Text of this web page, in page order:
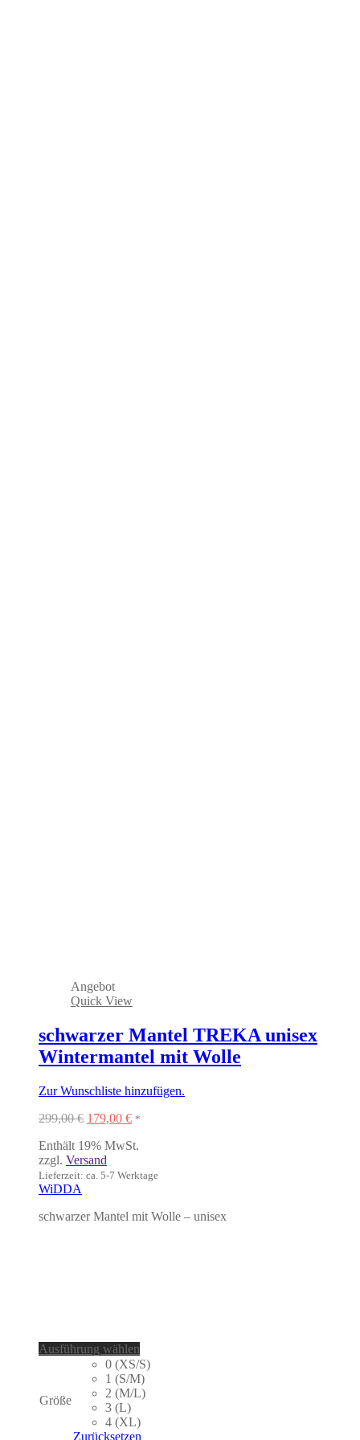
Angebot
Quick View
schwarzer Mantel TREKA unisex
Wintermantel mit Wolle
Zur Wunschliste hinzufügen.
299,00€ Ursprünglicher
war:
299,00 €
179,00 €Aktueller
ist:
*
Enthält 19% MwSt.
zzgl. Versand
Lieferzeit: ca. 5-7 Werktage
WiDDA
schwarzer Mantel mit Wolle – unisex
Ausführung wählen
Produkt
weist
mehrere
auf.
Die
Größe
0 (XS/S)
1 (S/M)
2 (M/L)
3 (L)
4 (XL)
Zurücksetzen